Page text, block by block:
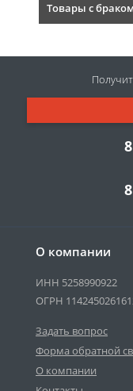
Товары с
О компании
ИНН 5258990922
ОГРН
Задать вопрос
Форма обратной
О компании